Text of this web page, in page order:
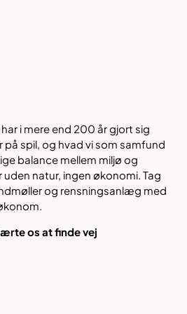
i mere end 200 år gjort sig
på spil, og hvad vi som samfund
balance mellem miljø og
natur, ingen økonomi. Tag
og rensningsanlæg med
os at finde vej